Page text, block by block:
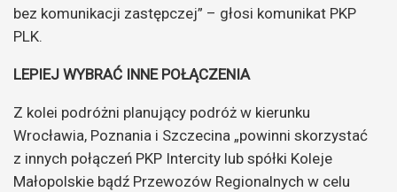
bez komunikacji zastępczej” – głosi komunikat PKP
PLK.
LEPIEJ WYBRAĆ INNE POŁĄCZENIA
Z kolei podróżni planujący podróż w kierunku
Wrocławia, Poznania i Szczecina „powinni skorzystać
z innych połączeń PKP Intercity lub spółki Koleje
Małopolskie bądź Przewozów Regionalnych w celu